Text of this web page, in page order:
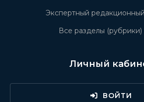
Экспертный
Все разделы (рубрики)
Личный
ВОЙТИ